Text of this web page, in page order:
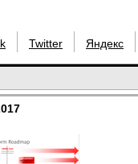
Twitter Яндекс